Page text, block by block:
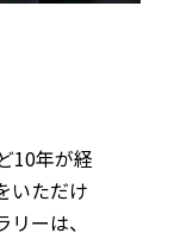
10年が経
いただけ
ーは、